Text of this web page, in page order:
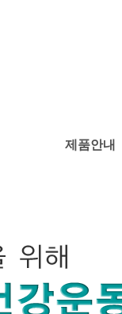
제품안내